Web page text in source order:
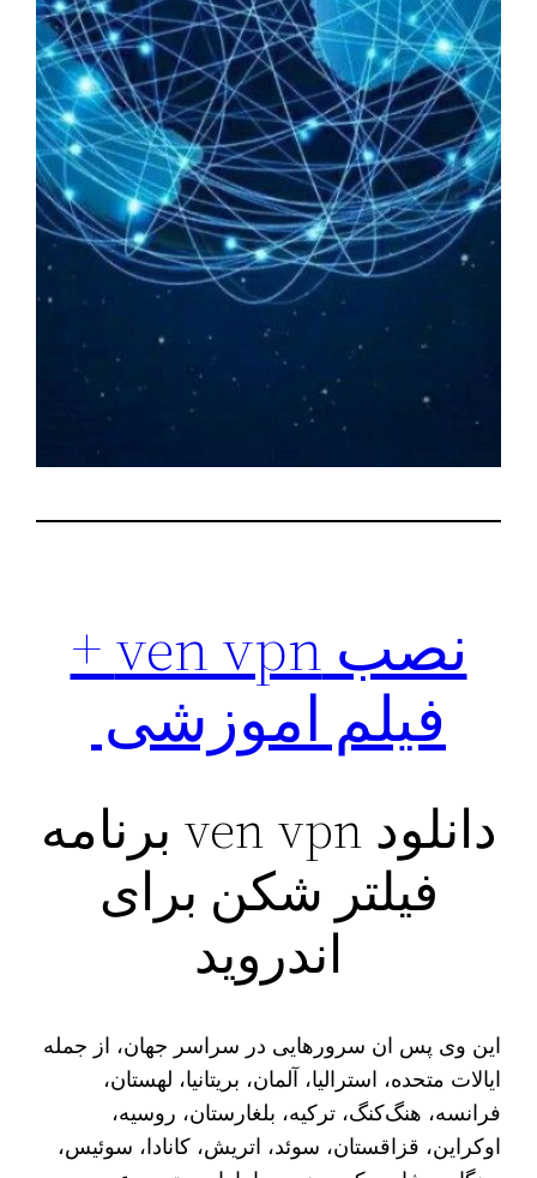
نصب ven vpn +
فیلم اموزشی
دانلود ven vpn برنامه
فیلتر شکن برای
اندروید
این وی پس ان سرورهایی در سراسر جهان، از جمله
ایالات متحده، استرالیا، آلمان، بریتانیا، لهستان،
فرانسه، هنگ‌کنگ، ترکیه، بلغارستان، روسیه،
اوکراین، قزاقستان، سوئد، اتریش، کانادا، سوئیس،